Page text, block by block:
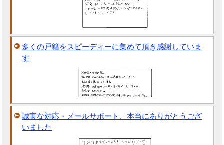
多くの戸籍をスピーディーに集めて頂き感謝していま
す
誠実な対応・メールサポート、本当にありがとうござ
いました